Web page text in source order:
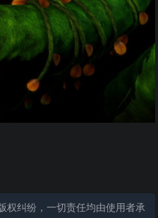
权纠纷，一切责任均由使用者承